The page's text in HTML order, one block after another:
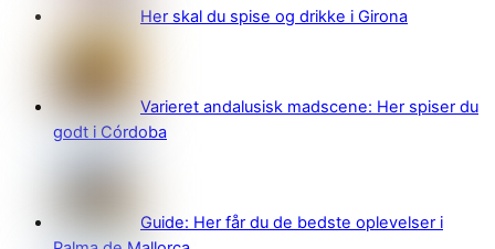
Her skal du spise og drikke i Girona
Varieret andalusisk madscene: Her spiser du
godt i Córdoba
Guide: Her får du de bedste oplevelser i